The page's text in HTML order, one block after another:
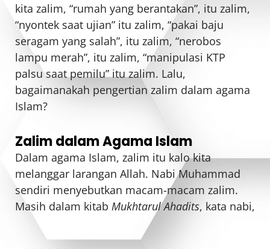
kita zalim, “rumah yang berantakan”, itu zalim,
“nyontek saat ujian” itu zalim, “pakai baju
seragam yang salah”, itu zalim, “nerobos
lampu merah”, itu zalim, “manipulasi KTP
palsu saat pemilu” itu zalim. Lalu,
bagaimanakah pengertian zalim dalam agama
Islam?
Zalim dalam Agama Islam
Dalam agama Islam, zalim itu kalo kita
melanggar larangan Allah. Nabi Muhammad
sendiri menyebutkan macam-macam zalim.
Masih dalam kitab Mukhtarul Ahadits, kata nabi,